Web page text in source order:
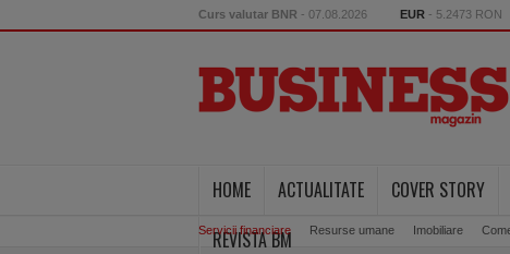
Curs valutar BNR - 07.08.2026 EUR - 5.2473 RON
HOME ACTUALITATE COVER STORY
Servicii financiare Resurse umane Imobiliare
REVISTA BM